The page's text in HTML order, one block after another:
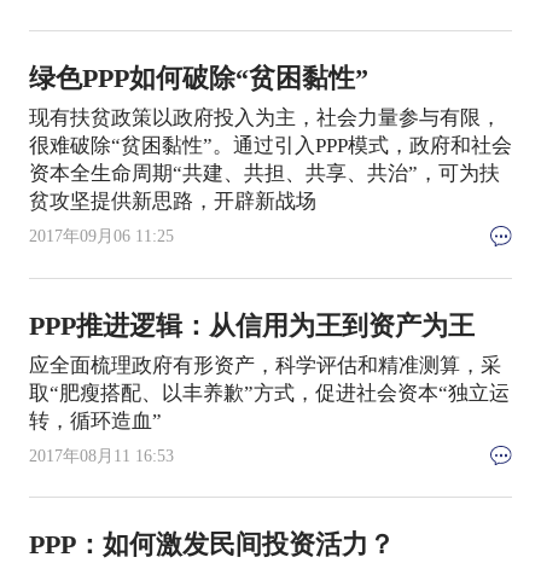
绿色PPP如何破除“贫困黏性”
现有扶贫政策以政府投入为主，社会力量参与有限，
很难破除“贫困黏性”。通过引入PPP模式，政府和社会
资本全生命周期“共建、共担、共享、共治”，可为扶
贫攻坚提供新思路，开辟新战场
2017年09月06 11:25
PPP推进逻辑：从信用为王到资产为王
应全面梳理政府有形资产，科学评估和精准测算，采
取“肥瘦搭配、以丰养歉”方式，促进社会资本“独立运
转，循环造血”
2017年08月11 16:53
PPP：如何激发民间投资活力？